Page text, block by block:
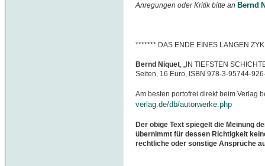
Anregungen oder Kritik bitte an Bernd
******* DAS ENDE EINES LANGEN
Bernd Niquet, „IN TIEFSTEN
Seiten, 16 Euro, ISBN 978-3-95744-
Am besten portofrei direkt beim Verlag
verlag.de/db/autorwerke.php
Der obige Text spiegelt die Meinung
übernimmt für dessen Richtigkeit
rechtliche oder sonstige Ansprüche